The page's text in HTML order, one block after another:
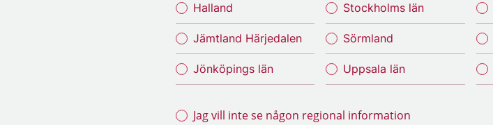
Halland
Jämtland Härjedalen
Jönköpings län
Stockholms län
Sörmland
Uppsala län
Jag vill inte se någon regional information